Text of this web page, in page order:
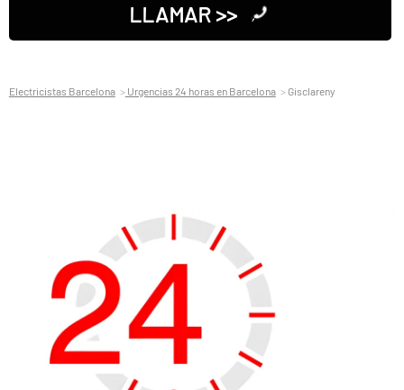
LLAMAR >>
Electricistas Barcelona Urgencias 24 horas en Barcelona Gisclareny